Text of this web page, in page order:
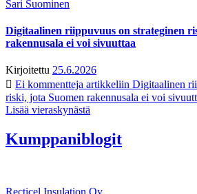
Sari Suominen
Digitaalinen riippuvuus on strateginen
rakennusala ei voi sivuuttaa
Kirjoitettu 25.6.2026
Ei kommentteja artikkeliin Digitaalinen
riski, jota Suomen rakennusala ei voi
Lisää vieraskynästä
Kumppaniblogit